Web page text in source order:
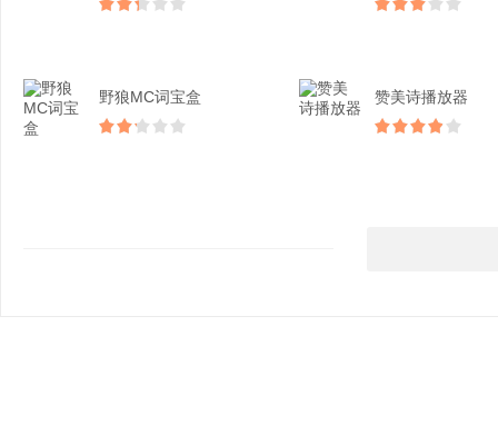
野狼MC词宝盒 赞美诗播放器